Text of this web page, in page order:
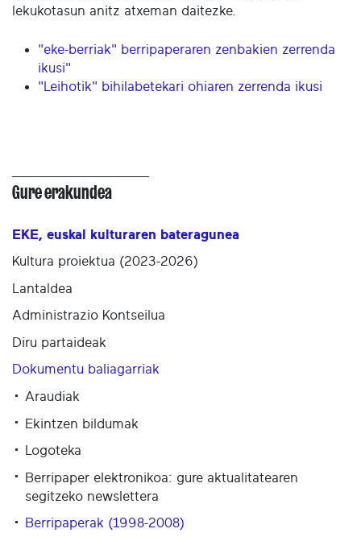
lekukotasun anitz atxeman daitezke.
"eke-berriak" berripaperaren zenbakien zerrenda
ikusi"
"Leihotik" bihilabetekari ohiaren zerrenda ikusi
Gure erakundea
EKE, euskal kulturaren bateragunea
Kultura proiektua (2023-2026)
Lantaldea
Administrazio Kontseilua
Diru partaideak
Dokumentu baliagarriak
Araudiak
Ekintzen bildumak
Logoteka
Berripaper elektronikoa: gure aktualitatearen
segitzeko newslettera
Berripaperak (1998-2008)